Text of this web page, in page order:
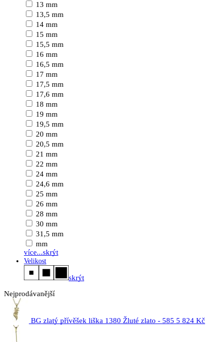
13 mm
13,5 mm
14 mm
15 mm
15,5 mm
16 mm
16,5 mm
17 mm
17,5 mm
17,6 mm
18 mm
19 mm
19,5 mm
20 mm
20,5 mm
21 mm
22 mm
24 mm
24,6 mm
25 mm
26 mm
28 mm
30 mm
31,5 mm
mm
více...skrýt
Velikost
skrýt
Nejprodávanější
BG zlatý přívěšek liška 1380 Žluté zlato - 585 5 824 Kč